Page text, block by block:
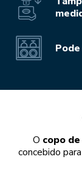
O copo
concebido